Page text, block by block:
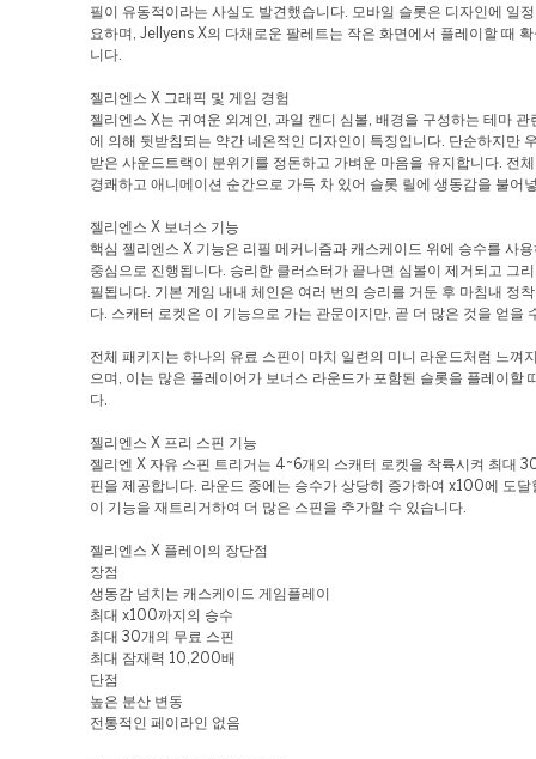
필이 유동적이라는 사실도 발견했습니다. 모바일 슬롯은 디자인에 일
요하며, Jellyens X의 다채로운 팔레트는 작은 화면에서 플레이할 때
니다.
젤리엔스 X 그래픽 및 게임 경험
젤리엔스 X는 귀여운 외계인, 과일 캔디 심볼, 배경을 구성하는 테마 관
에 의해 뒷받침되는 약간 네온적인 디자인이 특징입니다. 단순하지만
받은 사운드트랙이 분위기를 정돈하고 가벼운 마음을 유지합니다. 전
경쾌하고 애니메이션 순간으로 가득 차 있어 슬롯 릴에 생동감을 불어
젤리엔스 X 보너스 기능
핵심 젤리엔스 X 기능은 리필 메커니즘과 캐스케이드 위에 승수를 사
중심으로 진행됩니다. 승리한 클러스터가 끝나면 심볼이 제거되고 그
필됩니다. 기본 게임 내내 체인은 여러 번의 승리를 거둔 후 마침내 정
다. 스캐터 로켓은 이 기능으로 가는 관문이지만, 곧 더 많은 것을 얻을
전체 패키지는 하나의 유료 스핀이 마치 일련의 미니 라운드처럼 느껴
으며, 이는 많은 플레이어가 보너스 라운드가 포함된 슬롯을 플레이할
다.
젤리엔스 X 프리 스핀 기능
젤리엔 X 자유 스핀 트리거는 4~6개의 스캐터 로켓을 착륙시켜 최대
핀을 제공합니다. 라운드 중에는 승수가 상당히 증가하여 x100에 도달
이 기능을 재트리거하여 더 많은 스핀을 추가할 수 있습니다.
젤리엔스 X 플레이의 장단점
장점
생동감 넘치는 캐스케이드 게임플레이
최대 x100까지의 승수
최대 30개의 무료 스핀
최대 잠재력 10,200배
단점
높은 분산 변동
전통적인 페이라인 없음